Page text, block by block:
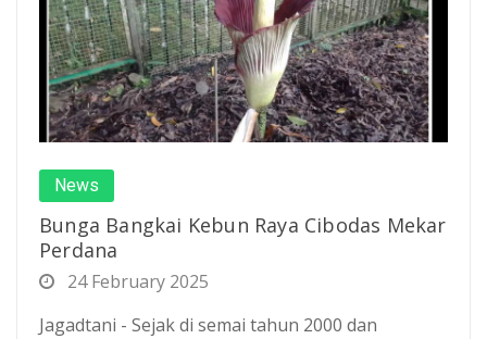
News
Bunga Bangkai Kebun Raya Cibodas Mekar
Perdana
24 February 2025
Jagadtani - Sejak di semai tahun 2000 dan